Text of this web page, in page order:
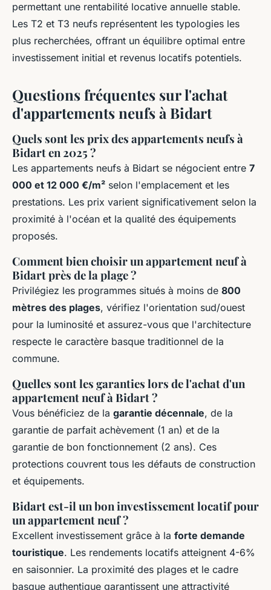
permettant une rentabilité locative annuelle stable.
Les T2 et T3 neufs représentent les typologies les
plus recherchées, offrant un équilibre optimal entre
investissement initial et revenus locatifs potentiels.
Questions fréquentes sur l'achat
d'appartements neufs à Bidart
Quels sont les prix des appartements neufs à
Bidart en 2025 ?
Les appartements neufs à Bidart se négocient entre 7
000 et 12 000 €/m² selon l'emplacement et les
prestations. Les prix varient significativement selon la
proximité à l'océan et la qualité des équipements
proposés.
Comment bien choisir un appartement neuf à
Bidart près de la plage ?
Privilégiez les programmes situés à moins de 800
mètres des plages, vérifiez l'orientation sud/ouest
pour la luminosité et assurez-vous que l'architecture
respecte le caractère basque traditionnel de la
commune.
Quelles sont les garanties lors de l'achat d'un
appartement neuf à Bidart ?
Vous bénéficiez de la garantie décennale, de la
garantie de parfait achèvement (1 an) et de la
garantie de bon fonctionnement (2 ans). Ces
protections couvrent tous les défauts de construction
et équipements.
Bidart est-il un bon investissement locatif pour
un appartement neuf ?
Excellent investissement grâce à la forte demande
touristique. Les rendements locatifs atteignent 4-6%
en saisonnier. La proximité des plages et le cadre
basque authentique garantissent une attractivité